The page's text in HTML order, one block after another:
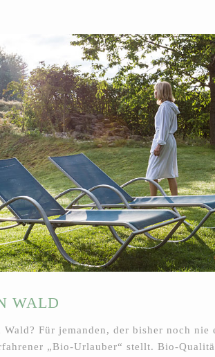
WALD
Für jemanden, der bisher noch
„Bio-Urlauber“ stellt. Bio-